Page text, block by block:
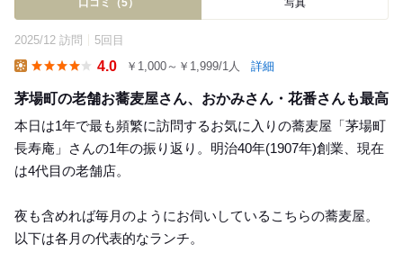
口コミ（5） 写真
2025/12 訪問 5回目
4.0 ￥1,000～￥1,999/1人 詳細
茅場町の老舗お蕎麦屋さん、おかみさん・花番さんも最高
本日は1年で最も頻繁に訪問するお気に入りの蕎麦屋「茅場町
長寿庵」さんの1年の振り返り。明治40年(1907年)創業、現在
は4代目の老舗店。
夜も含めれば毎月のようにお伺いしているこちらの蕎麦屋。
以下は各月の代表的なランチ。